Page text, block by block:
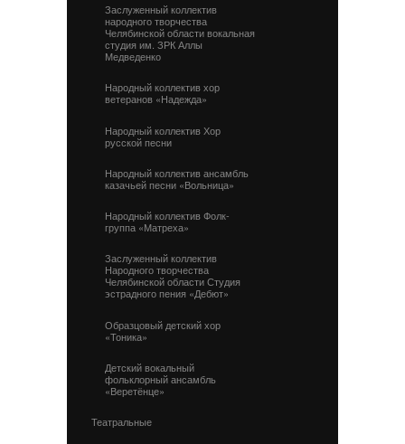
Заслуженный коллектив
народного творчества
Челябинской области вокальная
студия им. ЗРК Аллы
Медведенко
Народный коллектив хор
ветеранов «Надежда»
Народный коллектив Хор
русской песни
Народный коллектив ансамбль
казачьей песни «Вольница»
Народный коллектив Фолк-
группа «Матреха»
Заслуженный коллектив
Народного творчества
Челябинской области Студия
эстрадного пения «Дебют»
Образцовый детский хор
«Тоника»
Детский вокальный
фольклорный ансамбль
«Веретёнце»
Театральные